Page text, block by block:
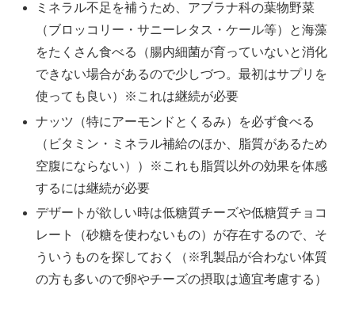
ミネラル不足を補うため、アブラナ科の葉物野菜
（ブロッコリー・サニーレタス・ケール等）と海藻
をたくさん食べる（腸内細菌が育っていないと消化
できない場合があるので少しづつ。最初はサプリを
使っても良い）※これは継続が必要
ナッツ（特にアーモンドとくるみ）を必ず食べる
（ビタミン・ミネラル補給のほか、脂質があるため
空腹にならない））※これも脂質以外の効果を体感
するには継続が必要
デザートが欲しい時は低糖質チーズや低糖質チョコ
レート（砂糖を使わないもの）が存在するので、そ
ういうものを探しておく（※乳製品が合わない体質
の方も多いので卵やチーズの摂取は適宜考慮する）